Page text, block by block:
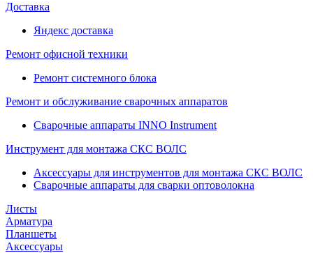
Доставка
Яндекс доставка
Ремонт офисной техники
Ремонт системного блока
Ремонт и обслуживание сварочных аппаратов
Сварочные аппараты INNO Instrument
Инструмент для монтажа СКС ВОЛС
Аксессуары для инструментов для монтажа СКС ВОЛС
Сварочные аппараты для сварки оптоволокна
Листы
Арматура
Планшеты
Аксессуары